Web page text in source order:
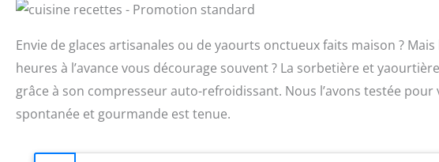
Envie de glaces artisanales ou de yaourts onctueux faits maison ?
heures à l’avance vous décourage souvent ? La sorbetière et
grâce à son compresseur auto-refroidissant. Nous l’avons testée
spontanée et gourmande est tenue.